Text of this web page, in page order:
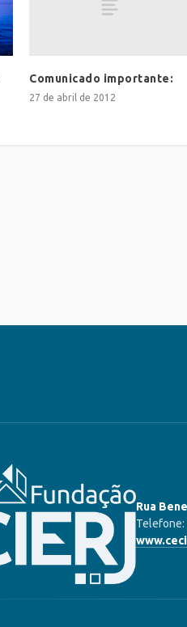
Comunicado importante:
27 de abril de 2012
Rua
Telefone: